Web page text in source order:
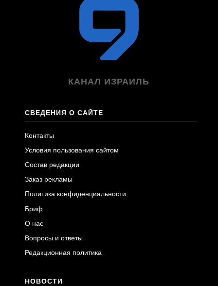
КАНАЛ ИЗРАИЛЬ
СВЕДЕНИЯ О САЙТЕ
Контакты
Условия пользования сайтом
Состав редакции
Заказ рекламы
Политика конфиденциальности
Бриф
О нас
Вопросы и ответы
Редакционная политика
НОВОСТИ